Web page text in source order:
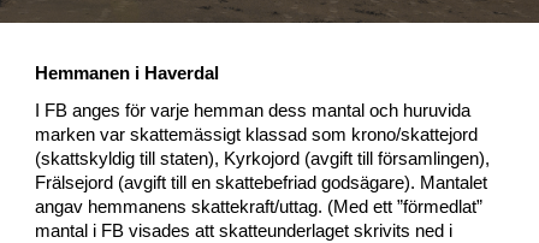
Hemmanen i Haverdal
I FB anges för varje hemman dess mantal och huruvida
marken var skattemässigt klassad som krono/skattejord
(skattskyldig till staten), Kyrkojord (avgift till församlingen),
Frälsejord (avgift till en skattebefriad godsägare). Mantalet
angav hemmanens skattekraft/uttag. (Med ett ”förmedlat”
mantal i FB visades att skatteunderlaget skrivits ned i